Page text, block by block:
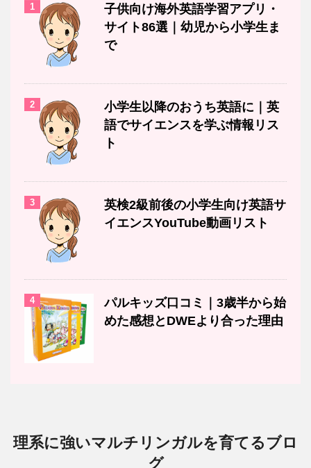
1
子供向け海外英語学習アプリ・
サイト86選｜幼児から小学生ま
で
2
小学生以降のおうち英語に｜英
語でサイエンスを学ぶ情報リス
ト
3
英検2級前後の小学生向け英語サ
イエンスYouTube動画リスト
4
パルキッズ口コミ｜3歳半から始
めた感想とDWEより合った理由
理系に強いマルチリンガルを育てるブロ
グ